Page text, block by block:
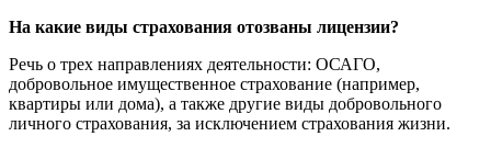
На какие виды страхования отозваны лицензии?
Речь о трех направлениях деятельности: ОСАГО,
добровольное имущественное страхование (например,
квартиры или дома), а также другие виды добровольного
личного страхования, за исключением страхования жизни.